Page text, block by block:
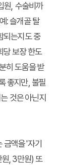
원, 수술비까
: 슬개골 탈
되는지도 중
당 보장 한도
히 도움을 받
좋지만, 불필
것은 아닌지
액을 '자기
원, 3만원) 또